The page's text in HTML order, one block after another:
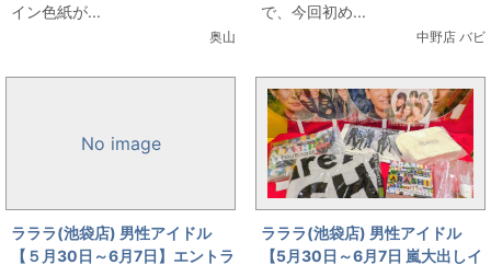
イン色紙が...
奥山
で、今回初め...
中野店 バビ
No image
ラララ(池袋店) 男性アイドル
【５月30日～6月7日】エントラ
ラララ(池袋店) 男性アイドル
【5月30日～6月7日 嵐大出しイ